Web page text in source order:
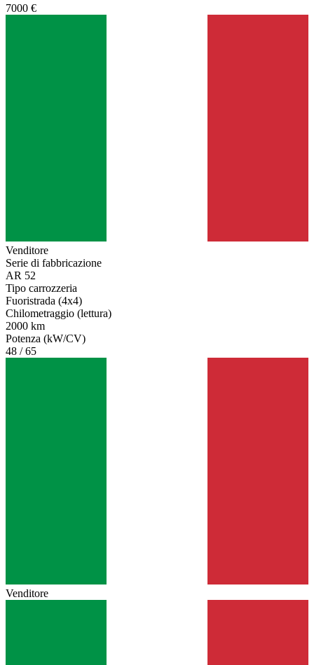
7000 €
Venditore
Serie di fabbricazione
AR 52
Tipo carrozzeria
Fuoristrada (4x4)
Chilometraggio (lettura)
2000 km
Potenza (kW/CV)
48 / 65
Venditore